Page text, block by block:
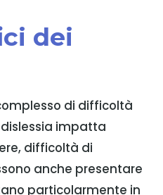
dei
di difficoltà
impatta
difficoltà di
anche presentare
particolarmente in